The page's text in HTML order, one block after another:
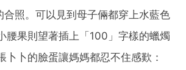
合照。可以見到母子倆都穿上水藍色
腰果則望著插上「100」字樣的蠟燭
卜卜的臉蛋讓媽媽都忍不住感歎：